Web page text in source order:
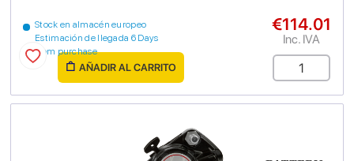
Stock en almacén europeo
Estimación de llegada 6 Days
from purchase
€114.01
Inc. IVA
AÑADIR AL CARRITO